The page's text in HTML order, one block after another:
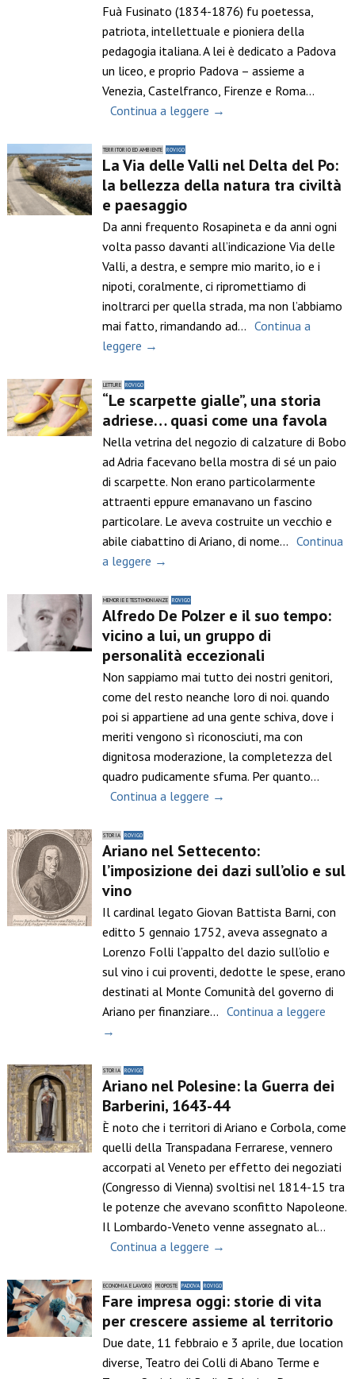
Fuà Fusinato (1834-1876) fu poetessa,
patriota, intellettuale e pioniera della
pedagogia italiana. A lei è dedicato a Padova
un liceo, e proprio Padova – assieme a
Venezia, Castelfranco, Firenze e Roma…
Continua a leggere →
TERRITORIO ED AMBIENTE ROVIGO
La Via delle Valli nel Delta del Po:
la bellezza della natura tra civiltà
e paesaggio
Da anni frequento Rosapineta e da anni ogni
volta passo davanti all’indicazione Via delle
Valli, a destra, e sempre mio marito, io e i
nipoti, coralmente, ci ripromettiamo di
inoltrarci per quella strada, ma non l’abbiamo
mai fatto, rimandando ad… Continua a
leggere →
LETTURE ROVIGO
“Le scarpette gialle”, una storia
adriese… quasi come una favola
Nella vetrina del negozio di calzature di Bobo
ad Adria facevano bella mostra di sé un paio
di scarpette. Non erano particolarmente
attraenti eppure emanavano un fascino
particolare. Le aveva costruite un vecchio e
abile ciabattino di Ariano, di nome… Continua
a leggere →
MEMORIE E TESTIMONIANZE ROVIGO
Alfredo De Polzer e il suo tempo:
vicino a lui, un gruppo di
personalità eccezionali
Non sappiamo mai tutto dei nostri genitori,
come del resto neanche loro di noi. quando
poi si appartiene ad una gente schiva, dove i
meriti vengono sì riconosciuti, ma con
dignitosa moderazione, la completezza del
quadro pudicamente sfuma. Per quanto…
Continua a leggere →
STORIA ROVIGO
Ariano nel Settecento:
l’imposizione dei dazi sull’olio e sul
vino
Il cardinal legato Giovan Battista Barni, con
editto 5 gennaio 1752, aveva assegnato a
Lorenzo Folli l’appalto del dazio sull’olio e
sul vino i cui proventi, dedotte le spese, erano
destinati al Monte Comunità del governo di
Ariano per finanziare… Continua a leggere
→
STORIA ROVIGO
Ariano nel Polesine: la Guerra dei
Barberini, 1643-44
È noto che i territori di Ariano e Corbola, come
quelli della Transpadana Ferrarese, vennero
accorpati al Veneto per effetto dei negoziati
(Congresso di Vienna) svoltisi nel 1814-15 tra
le potenze che avevano sconfitto Napoleone.
Il Lombardo-Veneto venne assegnato al…
Continua a leggere →
ECONOMIA E LAVORO PROPOSTE PADOVA ROVIGO
Fare impresa oggi: storie di vita
per crescere assieme al territorio
Due date, 11 febbraio e 3 aprile, due location
diverse, Teatro dei Colli di Abano Terme e